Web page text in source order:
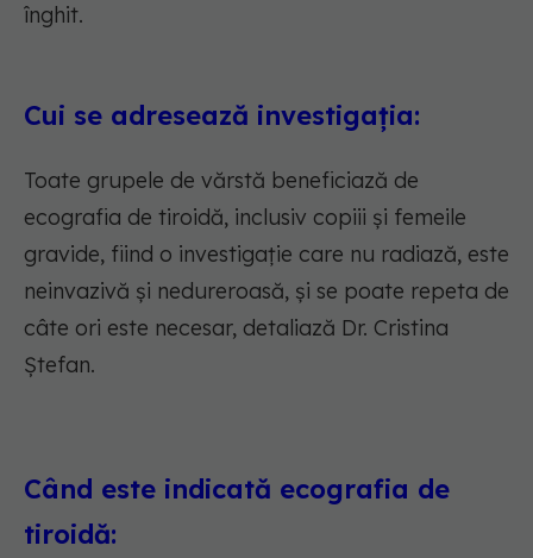
înghit.
Cui se adresează investigația:
Toate grupele de vărstă beneficiază de
ecografia de tiroidă, inclusiv copiii și femeile
gravide, fiind o investigație care nu radiază, este
neinvazivă și nedureroasă, și se poate repeta de
câte ori este necesar, detaliază Dr. Cristina
Ștefan.
Când este indicată ecografia de
tiroidă: